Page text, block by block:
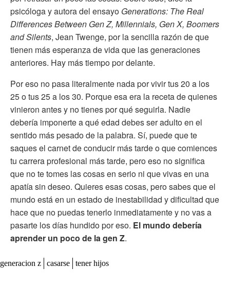
psicóloga y autora del ensayo Generations: The Real
Differences Between Gen Z, Millennials, Gen X, Boomers
and Silents, Jean Twenge, por la sencilla razón de que
tienen más esperanza de vida que las generaciones
anteriores. Hay más tiempo por delante.
Por eso no pasa literalmente nada por vivir tus 20 a los
25 o tus 25 a los 30. Porque esa era la receta de quienes
vinieron antes y no tienes por qué seguirla. Nadie
debería imponerte a qué edad debes ser adulto en el
sentido más pesado de la palabra. Sí, puede que te
saques el carnet de conducir más tarde o que comiences
tu carrera profesional más tarde, pero eso no significa
que no te tomes las cosas en serio ni que vivas en una
apatía sin deseo. Quieres esas cosas, pero sabes que el
mundo está en un estado de inestabilidad y dificultad que
hace que no puedas tenerlo inmediatamente y no vas a
pasarte los días hundido por eso. El mundo debería
aprender un poco de la gen Z.
generacion z casarse tener hijos